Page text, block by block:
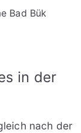
Bad Bük
in der
nach der